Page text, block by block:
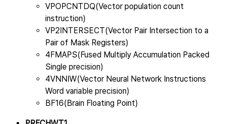
VPOPCNTDQ(Vector population count
instruction)
VP2INTERSECT(Vector Pair Intersection to a
Pair of Mask Registers)
4FMAPS(Fused Multiply Accumulation Packed
Single precision)
4VNNIW(Vector Neural Network Instructions
Word variable precision)
BF16(Brain Floating Point)